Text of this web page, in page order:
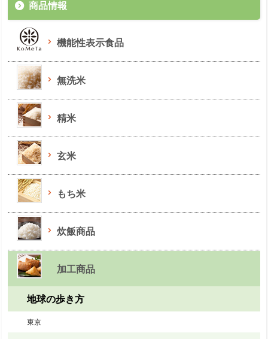
商品情報
機能性表示食品
無洗米
精米
玄米
もち米
炊飯商品
加工商品
地球の歩き方
東京